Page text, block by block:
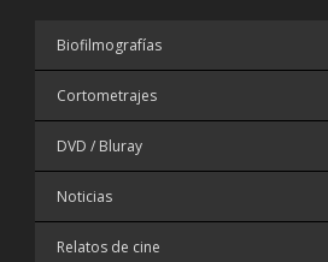
Biofilmografías
Cortometrajes
DVD / Bluray
Noticias
Relatos de cine